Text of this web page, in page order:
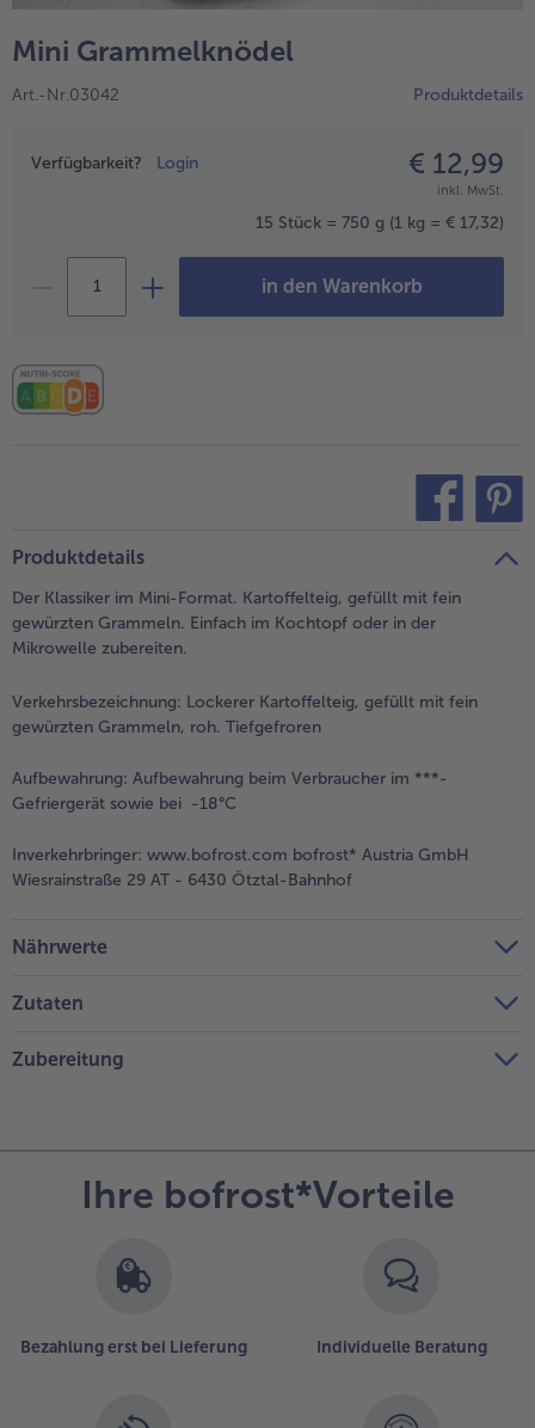
alle Obst
alle Süße Vielfalt
Confiserie & Feinkost
alle Küchenhelfer
Mini Grammelknödel
Art.-Nr.03042 Produktdetails
Preisangabe
Verfügbarkeit? Login € 12,99
inkl. MwSt.
15 Stück = 750 g (1 kg = € 17,32)
in den Warenkorb
Produktdetails
Der Klassiker im Mini-Format. Kartoffelteig, gefüllt mit fein
gewürzten Grammeln. Einfach im Kochtopf oder in der
Mikrowelle zubereiten.
Verkehrsbezeichnung: Lockerer Kartoffelteig, gefüllt mit fein
gewürzten Grammeln, roh. Tiefgefroren
Aufbewahrung: Aufbewahrung beim Verbraucher im ***-
Gefriergerät sowie bei -18°C
Inverkehrbringer: www.bofrost.com bofrost* Austria GmbH
Wiesrainstraße 29 AT - 6430 Ötztal-Bahnhof
Nährwerte
Zutaten
Zubereitung
Ihre bofrost*Vorteile
Bezahlung erst bei Lieferung Individuelle Beratung